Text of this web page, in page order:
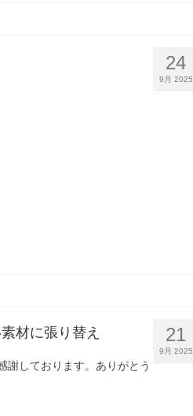
24
9月 2025
21
9月 2025
材に張り替え
謝しております。ありがとう